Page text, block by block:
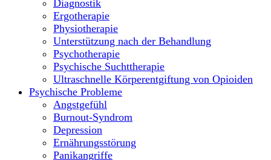
Diagnostik
Ergotherapie
Physiotherapie
Unterstützung nach der Behandlung
Psychotherapie
Psychische Suchttherapie
Ultraschnelle Körperentgiftung von Opioiden
Psychische Probleme
Angstgefühl
Burnout-Syndrom
Depression
Ernährungsstörung
Panikangriffe